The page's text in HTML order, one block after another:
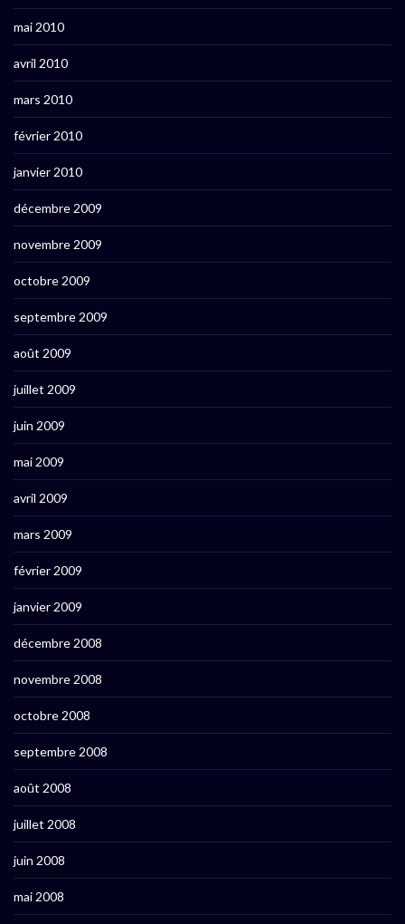
mai 2010
avril 2010
mars 2010
février 2010
janvier 2010
décembre 2009
novembre 2009
octobre 2009
septembre 2009
août 2009
juillet 2009
juin 2009
mai 2009
avril 2009
mars 2009
février 2009
janvier 2009
décembre 2008
novembre 2008
octobre 2008
septembre 2008
août 2008
juillet 2008
juin 2008
mai 2008